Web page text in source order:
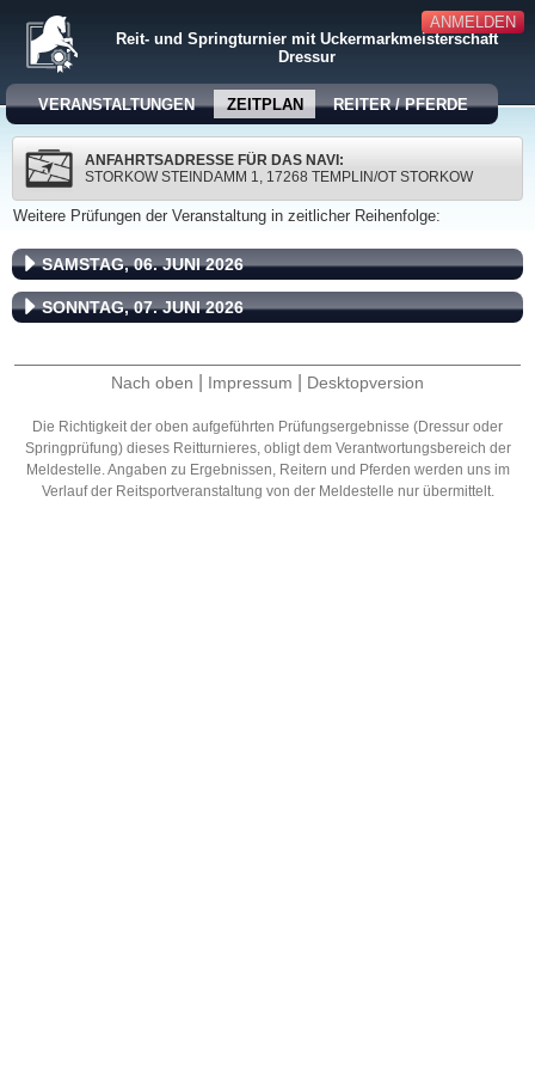
ANMELDEN
Reit- und Springturnier mit Uckermarkmeisterschaft
Dressur
VERANSTALTUNGEN ZEITPLAN REITER / PFERDE
ANFAHRTSADRESSE FÜR DAS NAVI:
STORKOW STEINDAMM 1, 17268 TEMPLIN/OT STORKOW
Weitere Prüfungen der Veranstaltung in zeitlicher Reihenfolge:
SAMSTAG, 06. JUNI 2026
SONNTAG, 07. JUNI 2026
Nach oben Impressum Desktopversion
Die Richtigkeit der oben aufgeführten Prüfungsergebnisse (Dressur oder
Springprüfung) dieses Reitturnieres, obligt dem Verantwortungsbereich der
Meldestelle. Angaben zu Ergebnissen, Reitern und Pferden werden uns im
Verlauf der Reitsportveranstaltung von der Meldestelle nur übermittelt.